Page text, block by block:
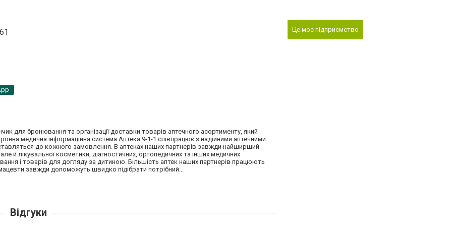
для бронювання та організації доставки товарів аптечного асортименту, який
медична інформаційна система Аптека 9-1-1 співпрацює з надійними аптечними
до кожного замовлення. В аптеках наших партнерів завжди найширший
й лікувальної косметики, діагностичних, ортопедичних та інших медичних
і товарів для догляду за дитиною. Більшість аптек наших партнерів працюють
завжди допоможуть швидко підібрати потрібний...
Це моє підприємство
Відгуки